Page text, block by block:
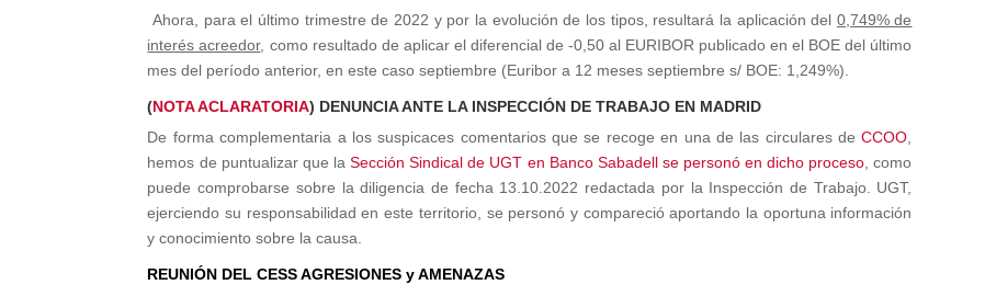
Ahora, para el último trimestre de 2022 y por la evolución de los tipos, resultará la aplicación del 0,749% de
interés acreedor, como resultado de aplicar el diferencial de -0,50 al EURIBOR publicado en el BOE del último
mes del período anterior, en este caso septiembre (Euribor a 12 meses septiembre s/ BOE: 1,249%).
(NOTA ACLARATORIA) DENUNCIA ANTE LA INSPECCIÓN DE TRABAJO EN MADRID
De forma complementaria a los suspicaces comentarios que se recoge en una de las circulares deCCOO
hemos de puntualizar que laSección Sindical de UGT en Banco Sabadell se personó en dicho proceso , como
puede comprobarse sobre la diligencia de fecha 13.10.2022 redactada por la Inspección de Trabajo. UGT,
ejerciendo su responsabilidad en este territorio, se personó y compareció aportando la oportuna información
y conocimiento sobre la causa.
REUNIÓN DEL CESS AGRESIONES y AMENAZAS